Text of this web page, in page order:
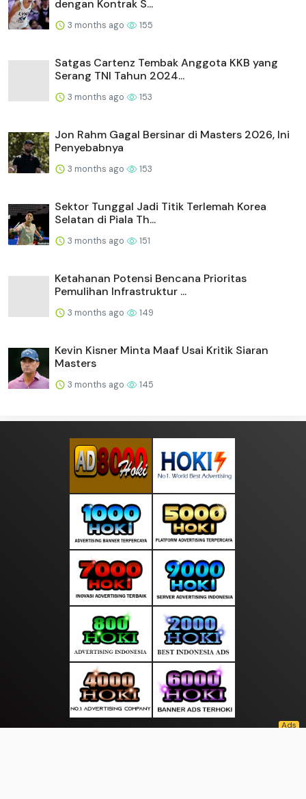
dengan Kontrak S...
3 months ago 155
Satgas Cartenz Tembak Anggota KKB yang
Serang TNI Tahun 2024...
3 months ago 153
Jon Rahm Gagal Bersinar di Masters 2026, Ini
Penyebabnya
3 months ago 153
Sektor Tunggal Jadi Titik Terlemah Korea
Selatan di Piala Th...
3 months ago 151
Ketahanan Potensi Bencana Prioritas
Pemulihan Infrastruktur ...
3 months ago 149
Kevin Kisner Minta Maaf Usai Kritik Siaran
Masters
3 months ago 145